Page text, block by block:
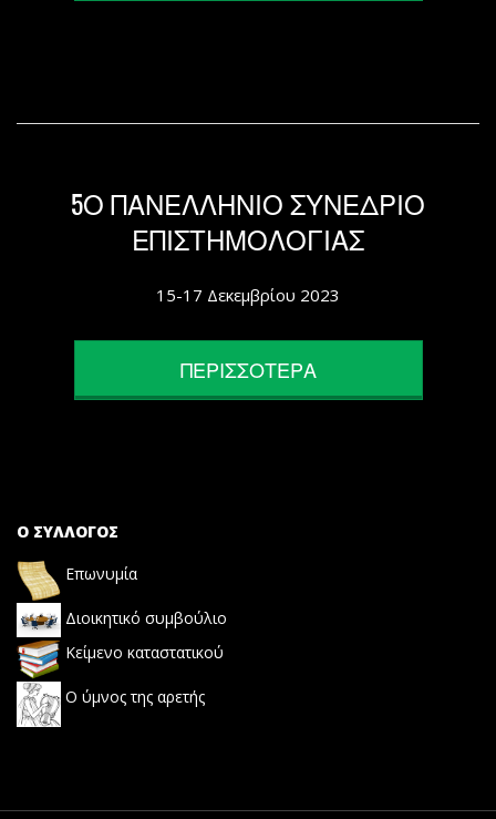
5Ο ΠΑΝΕΛΛΗΝΙΟ ΣΥΝΕΔΡΙΟ
ΕΠΙΣΤΗΜΟΛΟΓΙΑΣ
15-17 Δεκεμβρίου 2023
ΠΕΡΙΣΣΟΤΕΡΑ
Ο ΣΥΛΛΟΓΟΣ
Επωνυμία
Διοικητικό συμβούλιο
Κείμενο καταστατικού
Ο ύμνος της αρετής